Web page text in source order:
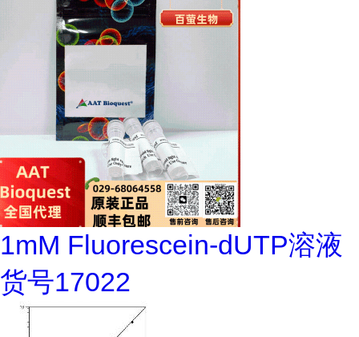
1mM Fluorescein-dUTP溶液
货号17022